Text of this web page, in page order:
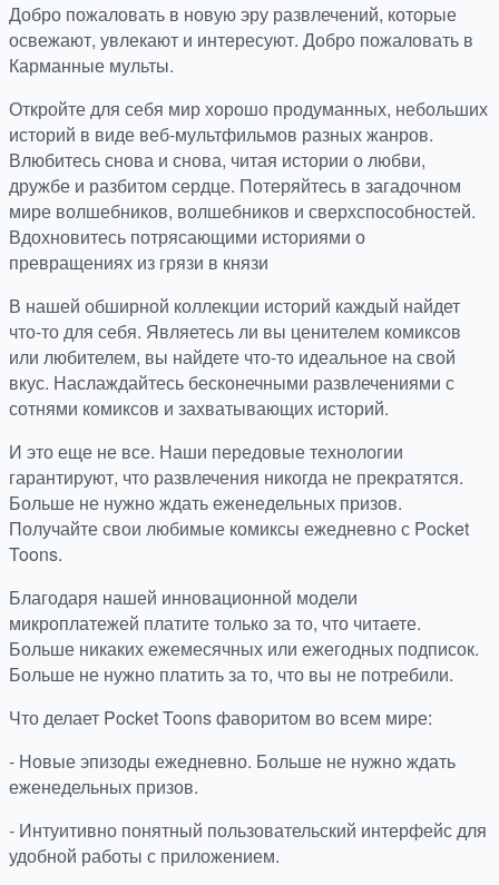
Добро пожаловать в новую эру развлечений, которые
освежают, увлекают и интересуют. Добро пожаловать в
Карманные мульты.
Откройте для себя мир хорошо продуманных, небольших
историй в виде веб-мультфильмов разных жанров.
Влюбитесь снова и снова, читая истории о любви,
дружбе и разбитом сердце. Потеряйтесь в загадочном
мире волшебников, волшебников и сверхспособностей.
Вдохновитесь потрясающими историями о
превращениях из грязи в князи
В нашей обширной коллекции историй каждый найдет
что-то для себя. Являетесь ли вы ценителем комиксов
или любителем, вы найдете что-то идеальное на свой
вкус. Наслаждайтесь бесконечными развлечениями с
сотнями комиксов и захватывающих историй.
И это еще не все. Наши передовые технологии
гарантируют, что развлечения никогда не прекратятся.
Больше не нужно ждать еженедельных призов.
Получайте свои любимые комиксы ежедневно с Pocket
Toons.
Благодаря нашей инновационной модели
микроплатежей платите только за то, что читаете.
Больше никаких ежемесячных или ежегодных подписок.
Больше не нужно платить за то, что вы не потребили.
Что делает Pocket Toons фаворитом во всем мире:
- Новые эпизоды ежедневно. Больше не нужно ждать
еженедельных призов.
- Интуитивно понятный пользовательский интерфейс для
удобной работы с приложением.